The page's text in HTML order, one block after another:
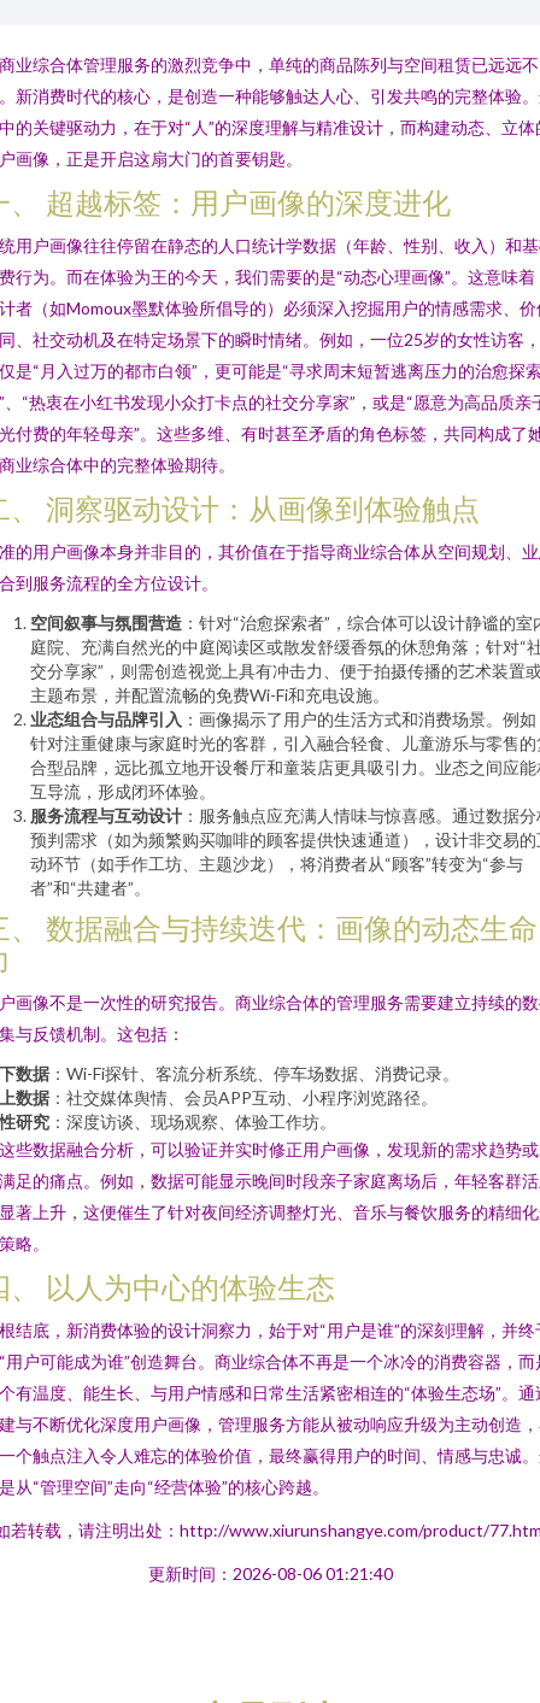
业综合体管理服务的激烈竞争中，单纯的商品陈列与空间租赁已远远不
新消费时代的核心，是创造一种能够触达人心、引发共鸣的完整体验
的关键驱动力，在于对“人”的深度理解与精准设计，而构建动态、立体
画像，正是开启这扇大门的首要钥匙。
、 超越标签：用户画像的深度进化
用户画像往往停留在静态的人口统计学数据（年龄、性别、收入）和
行为。而在体验为王的今天，我们需要的是“动态心理画像”。这意味着
者（如Momoux墨默体验所倡导的）必须深入挖掘用户的情感需求、价
、社交动机及在特定场景下的瞬时情绪。例如，一位25岁的女性访客
是“月入过万的都市白领”，更可能是“寻求周末短暂逃离压力的治愈探
、“热衷在小红书发现小众打卡点的社交分享家”，或是“愿意为高品质亲
付费的年轻母亲”。这些多维、有时甚至矛盾的角色标签，共同构成了
业综合体中的完整体验期待。
、 洞察驱动设计：从画像到体验触点
的用户画像本身并非目的，其价值在于指导商业综合体从空间规划、
到服务流程的全方位设计。
空间叙事与氛围营造 ：针对“治愈探索者”，综合体可以设计静谧的室
庭院、充满自然光的中庭阅读区或散发舒缓香氛的休憩角落；针对“
交分享家”，则需创造视觉上具有冲击力、便于拍摄传播的艺术装置
主题布景，并配置流畅的免费Wi-Fi和充电设施。
业态组合与品牌引入 ：画像揭示了用户的生活方式和消费场景。例
针对注重健康与家庭时光的客群，引入融合轻食、儿童游乐与零售的
合型品牌，远比孤立地开设餐厅和童装店更具吸引力。业态之间应能
互导流，形成闭环体验。
服务流程与互动设计 ：服务触点应充满人情味与惊喜感。通过数据
预判需求（如为频繁购买咖啡的顾客提供快速通道），设计非交易的
动环节（如手作工坊、主题沙龙），将消费者从“顾客”转变为“参与
者”和“共建者”。
、 数据融合与持续迭代：画像的动态生命
画像不是一次性的研究报告。商业综合体的管理服务需要建立持续的
与反馈机制。这包括：
数据 ：Wi-Fi探针、客流分析系统、停车场数据、消费记录。
数据 ：社交媒体舆情、会员APP互动、小程序浏览路径。
研究 ：深度访谈、现场观察、体验工作坊。
些数据融合分析，可以验证并实时修正用户画像，发现新的需求趋势
足的痛点。例如，数据可能显示晚间时段亲子家庭离场后，年轻客群
著上升，这便催生了针对夜间经济调整灯光、音乐与餐饮服务的精细
略。
、 以人为中心的体验生态
结底，新消费体验的设计洞察力，始于对“用户是谁”的深刻理解，并终
用户可能成为谁”创造舞台。商业综合体不再是一个冰冷的消费容器，而
有温度、能生长、与用户情感和日常生活紧密相连的“体验生态场”。通
与不断优化深度用户画像，管理服务方能从被动响应升级为主动创造
个触点注入令人难忘的体验价值，最终赢得用户的时间、情感与忠诚
从“管理空间”走向“经营体验”的核心跨越。
若转载，请注明出处：http://www.xiurunshangye.com/product/
更新时间：2026-08-06 01:21:40